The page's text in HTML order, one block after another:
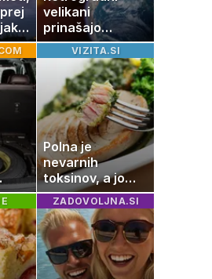
velikani
prinašajo
pomembne
premike – kaj
pomeni, da so
Saturn, Neptun
in Pluton hkrati
retrogradni?
VIZITA.SI
Polna je
nevarnih
toksinov, a jo
imamo vsi radi:
to je najbolj
nezdrava riba, ki
jo mnogi redno
uživajo
ZADOVOLJNA.SI